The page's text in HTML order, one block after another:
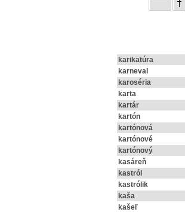
karikatúra
karneval
karoséria
karta
kartár
kartón
kartónová
kartónové
kartónový
kasáreň
kastról
kastrólik
kaša
kašeľ